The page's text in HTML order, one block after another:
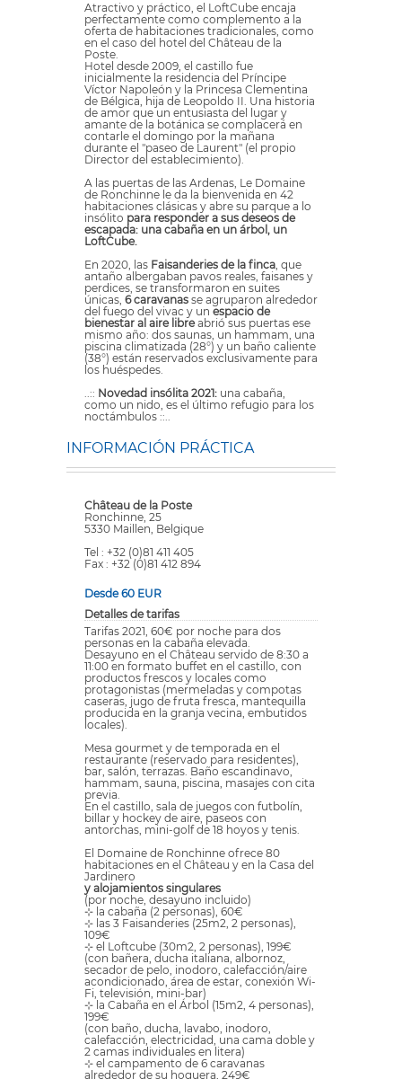
Atractivo y práctico, el LoftCube encaja
perfectamente como complemento a la
oferta de habitaciones tradicionales, como
en el caso del hotel del Château de la
Poste.
Hotel desde 2009, el castillo fue
inicialmente la residencia del Príncipe
Víctor Napoleón y la Princesa Clementina
de Bélgica, hija de Leopoldo II. Una historia
de amor que un entusiasta del lugar y
amante de la botánica se complacerá en
contarle el domingo por la mañana
durante el "paseo de Laurent" (el propio
Director del establecimiento).
A las puertas de las Ardenas, Le Domaine
de Ronchinne le da la bienvenida en 42
habitaciones clásicas y abre su parque a lo
insólito para responder a sus deseos de
escapada: una cabaña en un árbol , un
LoftCube.
En 2020, las Faisanderies de la finca, que
antaño albergaban pavos reales, faisanes y
perdices, se transformaron en suites
únicas, 6 caravanas se agruparon alrededor
del fuego del vivac y un espacio de
bienestar al aire libreabrió sus puertas ese
mismo año: dos saunas, un hammam, una
piscina climatizada (28°) y un baño caliente
(38°) están reservados exclusivamente para
los huéspedes.
..:: Novedad insólita 2021: una cabaña,
como un nido, es el último refugio para los
noctámbulos ::..
INFORMACIÓN PRÁCTICA
Château de la Poste
Ronchinne, 25
5330 Maillen, Belgique
Tel : +32 (0)81 411 405
Fax : +32 (0)81 412 894
Desde 60 EUR
Detalles de tarifas
Tarifas 2021, 60€ por noche para dos
personas en la cabaña elevada.
Desayuno en el Château servido de 8:30 a
11:00 en formato buffet en el castillo, con
productos frescos y locales como
protagonistas (mermeladas y compotas
caseras, jugo de fruta fresca, mantequilla
producida en la granja vecina, embutidos
locales).
Mesa gourmet y de temporada en el
restaurante (reservado para residentes),
bar, salón, terrazas. Baño escandinavo,
hammam, sauna, piscina, masajes con cita
previa.
En el castillo, sala de juegos con futbolín,
billar y hockey de aire, paseos con
antorchas, mini-golf de 18 hoyos y tenis.
El Domaine de Ronchinne ofrece 80
habitaciones en el Château y en la Casa del
Jardinero
y alojamientos singulares
(por noche, desayuno incluido)
⊹ la cabaña (2 personas), 60€
⊹ las 3 Faisanderies (25m2, 2 personas),
109€
⊹ el Loftcube (30m2, 2 personas), 199€
(con bañera, ducha italiana, albornoz,
secador de pelo, inodoro, calefacción/aire
acondicionado, área de estar, conexión Wi-
Fi, televisión, mini-bar)
⊹ la Cabaña en el Árbol (15m2, 4 personas),
199€
(con baño, ducha, lavabo, inodoro,
calefacción, electricidad, una cama doble y
2 camas individuales en litera)
⊹ el campamento de 6 caravanas
alrededor de su hoguera, 249€